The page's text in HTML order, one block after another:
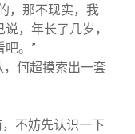
，那不现实，我
，年长了几岁，
。”
何超摸索出一套
不妨先认识一下